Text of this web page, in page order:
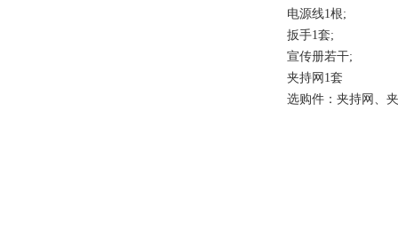
电源线1根;
扳手1套;
宣传册若干;
夹持网1套
选购件：夹持网、